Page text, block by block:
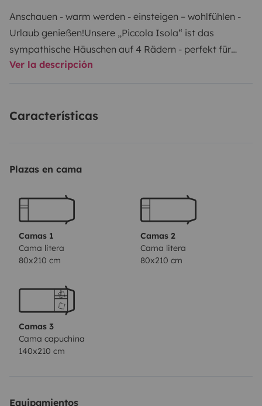
Anschauen - warm werden - einsteigen – wohlfühlen -
Urlaub genießen!Unsere „Piccola Isola“ ist das
sympathische Häuschen auf 4 Rädern - perfekt für
einen traumhaft entspannten Urlaub zu
einer Sonnenmarkise, einem Kühlschrank mit Eisfach,
und unkomplizierten Befüllen des Wassertanks.
Fahrerklimaanlage, damit es euch unterwegs nicht zu
perfekt für Familien geeignet. Es gibt 4 Schlafplätze, 2
sind im Alkoven (210cm x 140cm) mit einem
(210cm x 80cm) im hinteren Bereich. Das obere Bett ist
ebenfalls mit einem Rausfallschutz versehen und
bestens geeignet für die kleinen Camper. Über eine
leichte Leiter sind die höheren Schlafmöglichkeiten
Ver la descripción
Características
Plazas en cama
Camas 1
Cama litera
80x210 cm
Camas 2
Cama litera
80x210 cm
Camas 3
Cama capuchina
140x210 cm
Equipamientos